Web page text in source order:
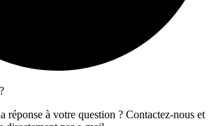
réponse à votre question ? Contactez-nous et